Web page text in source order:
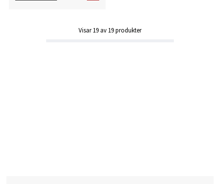
Visar19 av 19produkter